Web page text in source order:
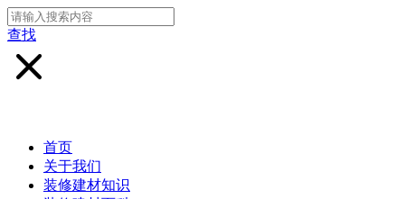
查找
首页
关于我们
装修建材知识